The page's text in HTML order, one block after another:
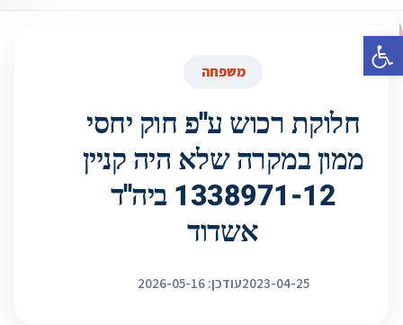
פתח סרגל נגישות
משפחה
חלוקת רכוש ע''פ חוק יחסי
ממון במקרה שלא היה קניין
1338971-12 ביה''ד
אשדוד
2023-04-25עודכן: 2026-05-16